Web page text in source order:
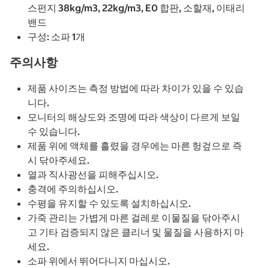
스펀지 38kg/m3, 22kg/m3, E0 합판, 소할재, 이태리
밴드
구성: 소파 1개
주의사항
제품 사이즈는 측정 방법에 따라 차이가 있을 수 있습
니다.
모니터의 해상도와 조명에 따라 색상이 다르게 보일
수 있습니다.
제품 위에 액체를 흘렸을 경우에는 마른 헝겊으로 즉
시 닦아주세요.
열과 직사광선을 피해주십시오.
충격에 주의하십시오.
수평을 유지할 수 있도록 설치하십시오.
가죽 관리는 가볍게 마른 걸레로 이물질을 닦아주시
고 기타 검증되지 않은 클리너 및 물질을 사용하지 마
세요.
소파 위에서 뛰어다니지 마십시오.